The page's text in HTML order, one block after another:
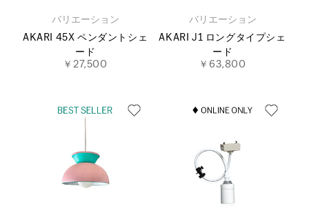
バリエーション
AKARI 45X ペンダントシェ
ード
￥27,500
バリエーション
AKARI J1 ロングタイプシェ
ード
￥63,800